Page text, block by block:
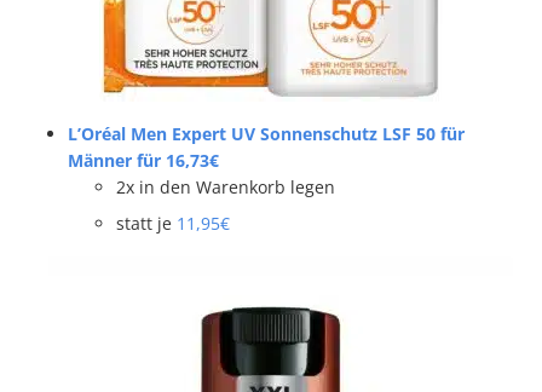
L’Oréal Men Expert UV Sonnenschutz LSF 50 für
Männer für 16,73€
2x in den Warenkorb legen
statt je 11,95€